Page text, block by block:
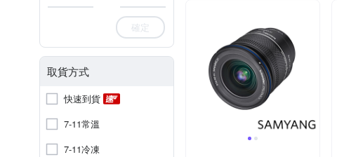
確定
取貨方式
快速到貨
7-11常溫
7-11冷凍